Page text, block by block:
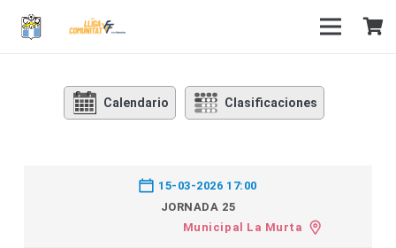
Calendario Clasificaciones
15-03-2026 17:00
JORNADA 25
Municipal La Murta